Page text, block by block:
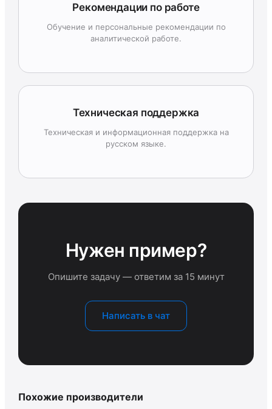
Рекомендации по работе
Обучение и персональные рекомендации по
аналитической работе.
Техническая поддержка
Техническая и информационная поддержка на
русском языке.
Нужен пример?
Опишите задачу — ответим за 15 минут
Написать в чат
Похожие производители